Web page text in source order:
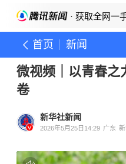
· 获取全网一
首页 新闻
微视频｜以青春之
卷
新华社新闻
2026年5月25日14:29 广东